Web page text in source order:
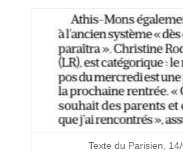
Texte du Parisien,